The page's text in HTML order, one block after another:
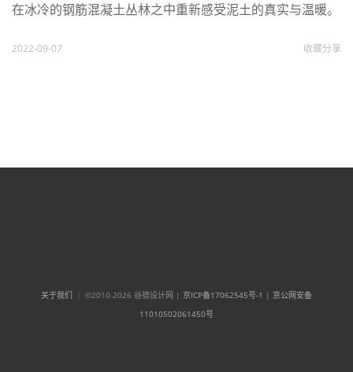
在冰冷的钢筋混凝土丛林之中重新感受泥土的真实与温暖。
2022-09-07 收藏分享
关于我们 ｜ ©2010-2026 谷德设计网 | 京ICP备17062545号-1 | 京公网安备
11010502061450号